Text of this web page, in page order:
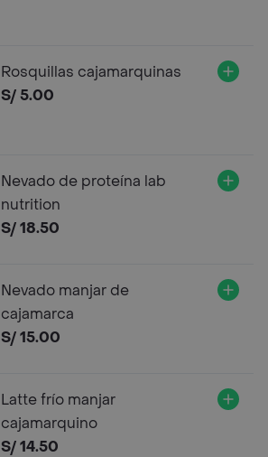
Rosquillas cajamarquinas
S/ 5.00
Nevado de proteína lab
nutrition
S/ 18.50
Nevado manjar de
cajamarca
S/ 15.00
Latte frío manjar
cajamarquino
S/ 14.50